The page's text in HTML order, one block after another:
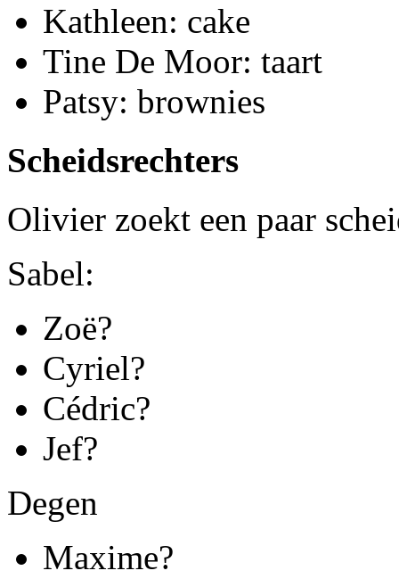
Kathleen: cake
Tine De Moor: taart
Patsy: brownies
Scheidsrechters
Olivier zoekt een paar
Sabel:
Zoë?
Cyriel?
Cédric?
Jef?
Degen
Maxime?